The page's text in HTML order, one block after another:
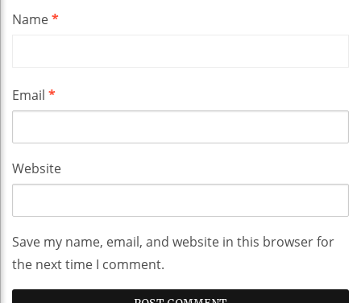
Name*
Email *
Website
Save my name, email, and website in this browser for
the next time I comment.